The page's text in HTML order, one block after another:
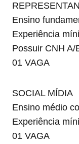
Ensino
Experiência
Possuir CNH A/
01 VAGA
SOCIAL MÍDIA
Ensino médio
Experiência
01 VAGA